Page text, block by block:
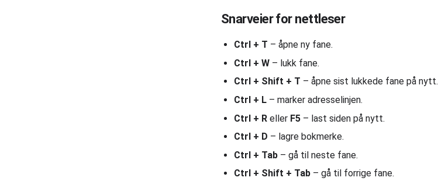
Snarveier for nettleser
Ctrl + T – åpne ny fane.
Ctrl + W – lukk fane.
Ctrl + Shift + T – åpne sist lukkede fane på nytt.
Ctrl + L – marker adresselinjen.
Ctrl + R eller F5 – last siden på nytt.
Ctrl + D – lagre bokmerke.
Ctrl + Tab – gå til neste fane.
Ctrl + Shift + Tab – gå til forrige fane.